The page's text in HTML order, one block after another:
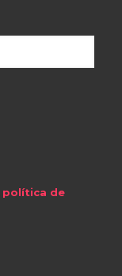
política de